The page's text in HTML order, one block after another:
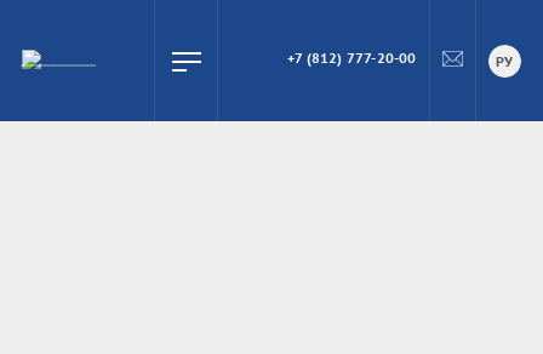
ПОИСК
+7 (812) 777-20-00 РУ